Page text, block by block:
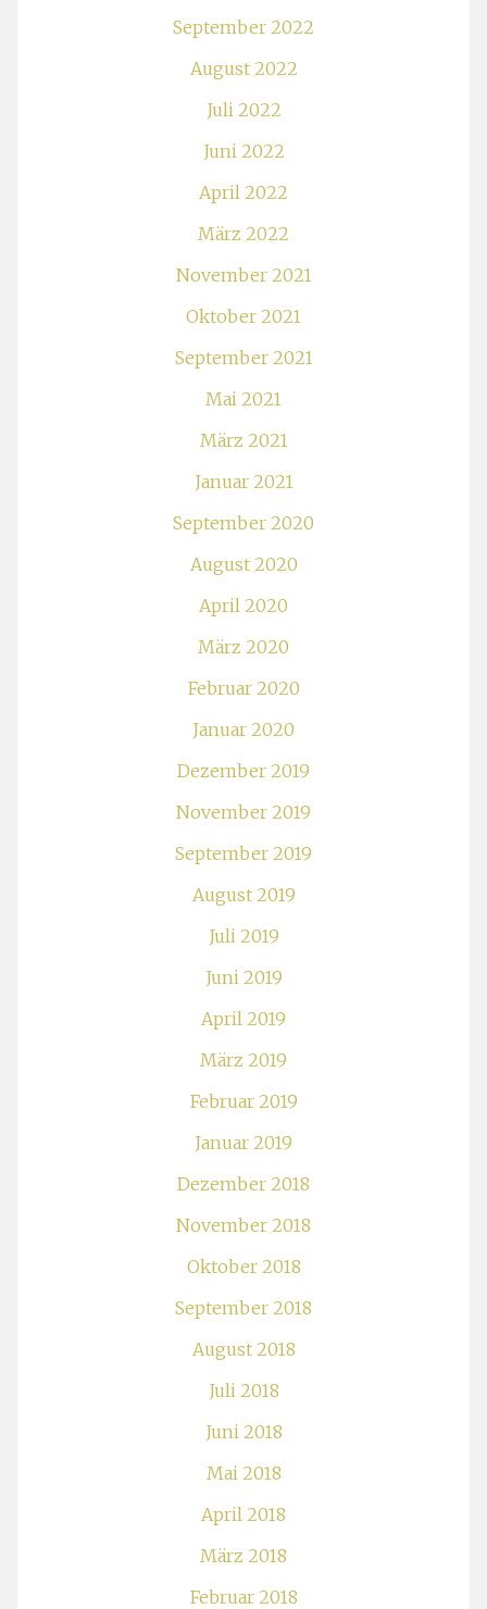
September 2022
August 2022
Juli 2022
Juni 2022
April 2022
März 2022
November 2021
Oktober 2021
September 2021
Mai 2021
März 2021
Januar 2021
September 2020
August 2020
April 2020
März 2020
Februar 2020
Januar 2020
Dezember 2019
November 2019
September 2019
August 2019
Juli 2019
Juni 2019
April 2019
März 2019
Februar 2019
Januar 2019
Dezember 2018
November 2018
Oktober 2018
September 2018
August 2018
Juli 2018
Juni 2018
Mai 2018
April 2018
März 2018
Februar 2018